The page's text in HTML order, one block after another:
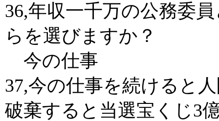
36,年収一千万の公務委
らを選びますか？
今の仕事
37,今の仕事を続けると
破棄すると当選宝くじ3